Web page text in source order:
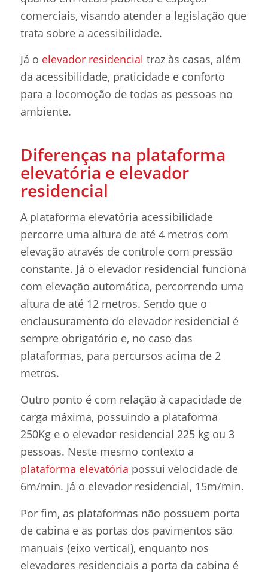
comerciais, visando atender a legislação que
trata sobre a acessibilidade.
Já o elevador residencial traz às casas, além
da acessibilidade, praticidade e conforto
para a locomoção de todas as pessoas no
ambiente.
Diferenças na plataforma
elevatória e elevador
residencial
A plataforma elevatória acessibilidade
percorre uma altura de até 4 metros com
elevação através de controle com pressão
constante. Já o elevador residencial funciona
com elevação automática, percorrendo uma
altura de até 12 metros. Sendo que o
enclausuramento do elevador residencial é
sempre obrigatório e, no caso das
plataformas, para percursos acima de 2
metros.
Outro ponto é com relação à capacidade de
carga máxima, possuindo a plataforma
250Kg e o elevador residencial 225 kg ou 3
pessoas. Neste mesmo contexto a
plataforma elevatória possui velocidade de
6m/min. Já o elevador residencial, 15m/min.
Por fim, as plataformas não possuem porta
de cabina e as portas dos pavimentos são
manuais (eixo vertical), enquanto nos
elevadores residenciais a porta da cabina é